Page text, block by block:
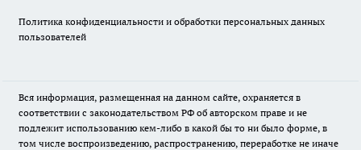
Политика конфиденциальности и обработки персональных данных
пользователей
Вся информация, размещенная на данном сайте, охраняется в
соответствии с законодательством РФ об авторском праве и не
подлежит использованию кем-либо в какой бы то ни было форме, в
том числе воспроизведению, распространению, переработке не иначе